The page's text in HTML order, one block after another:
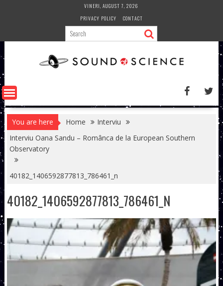
VINERI, AUGUST 7, 2026
PRIVACY POLICY
CONTACT
You are here Home
Interviu
Interviu Oana Sandu – Românca de la European Southern
Observatory
40182_1406592877813_786461_n
40182_1406592877813_786461_N